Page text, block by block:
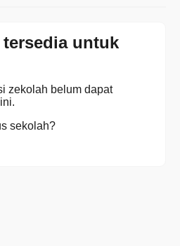
untuk
zekolah belum dapat
sekolah?